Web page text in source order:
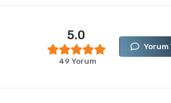
5.0
49 Yorum
Yorum